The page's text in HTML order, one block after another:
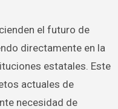
el futuro de
directamente en la
estatales. Este
actuales de
necesidad de